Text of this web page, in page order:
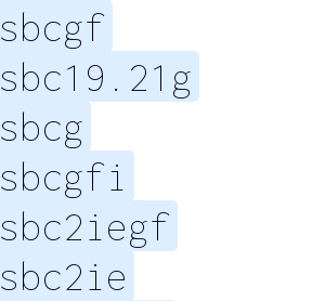
sbcgf
sbc19.21g
sbcg
sbcgfi
sbc2iegf
sbc2ie